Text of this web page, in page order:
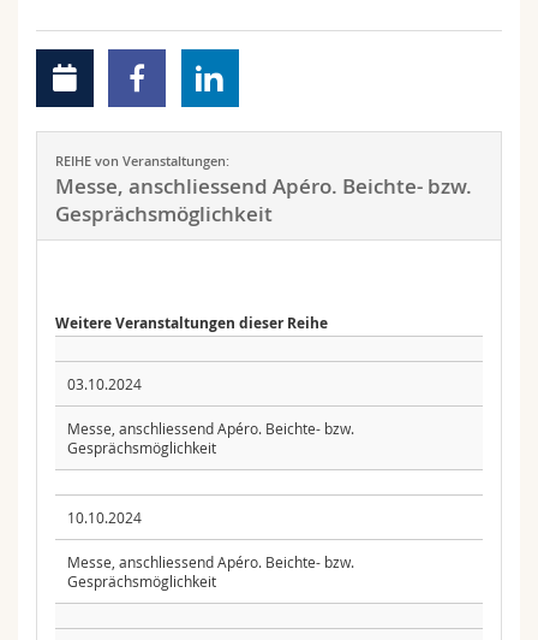
REIHE von Veranstaltungen:
Messe, anschliessend Apéro. Beichte- bzw.
Gesprächsmöglichkeit
Weitere Veranstaltungen dieser Reihe
03.10.2024
Messe, anschliessend Apéro. Beichte- bzw.
Gesprächsmöglichkeit
10.10.2024
Messe, anschliessend Apéro. Beichte- bzw.
Gesprächsmöglichkeit